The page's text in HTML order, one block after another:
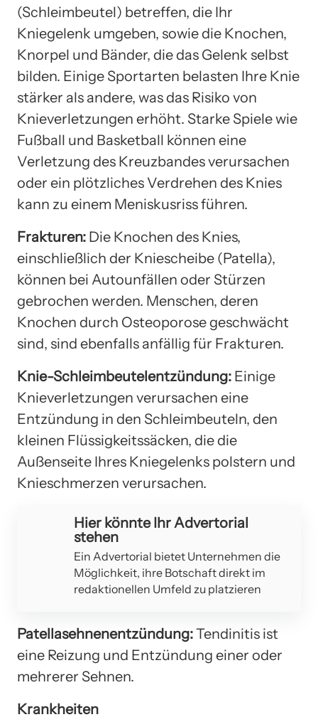
(Schleimbeutel) betreffen, die Ihr
Kniegelenk umgeben, sowie die Knochen,
Knorpel und Bänder, die das Gelenk selbst
bilden. Einige Sportarten belasten Ihre Knie
stärker als andere, was das Risiko von
Knieverletzungen erhöht. Starke Spiele wie
Fußball und Basketball können eine
Verletzung des Kreuzbandes verursachen
oder ein plötzliches Verdrehen des Knies
kann zu einem Meniskusriss führen.
Frakturen: Die Knochen des Knies,
einschließlich der Kniescheibe (Patella),
können bei Autounfällen oder Stürzen
gebrochen werden. Menschen, deren
Knochen durch Osteoporose geschwächt
sind, sind ebenfalls anfällig für Frakturen.
Knie-Schleimbeutelentzündung: Einige
Knieverletzungen verursachen eine
Entzündung in den Schleimbeuteln, den
kleinen Flüssigkeitssäcken, die die
Außenseite Ihres Kniegelenks polstern und
Knieschmerzen verursachen.
Hier könnte Ihr Advertorial
stehen
Ein Advertorial bietet Unternehmen die
Möglichkeit, ihre Botschaft direkt im
redaktionellen Umfeld zu platzieren
Patellasehnenentzündung:Tendinitis ist
eine Reizung und Entzündung einer oder
mehrerer Sehnen.
Krankheiten